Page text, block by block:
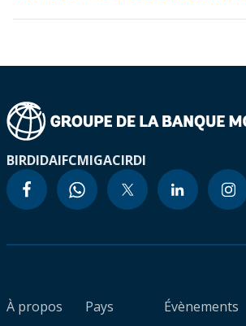
BIRDIDAIFCMIGACIRDI
À propos
Pays
Évènements